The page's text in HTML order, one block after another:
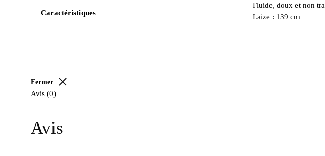
Caractéristiques
Fluide, doux et non
Laize : 139 cm
Fermer
Avis (0)
Avis